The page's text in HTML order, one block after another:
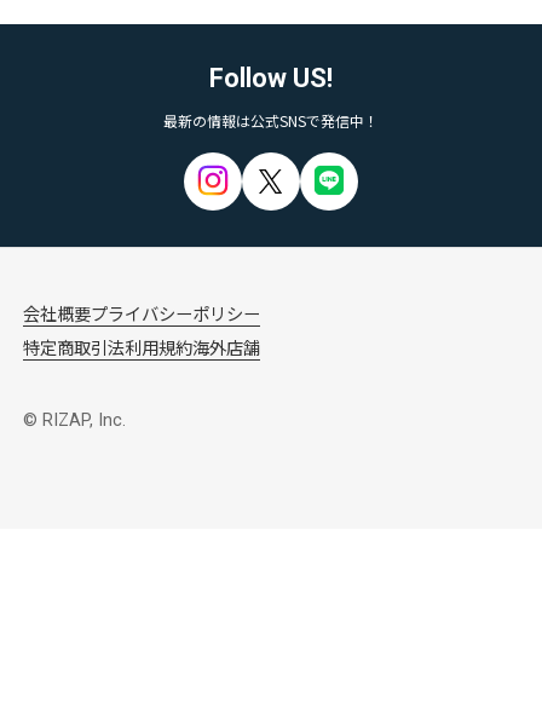
Follow US!
最新の情報は公式SNSで発信中！
会社概要プライバシーポリシー
特定商取引法利用規約海外店舗
© RIZAP, Inc.